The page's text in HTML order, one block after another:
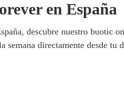
en España
descubre nuestro buotic
semana directamente desde